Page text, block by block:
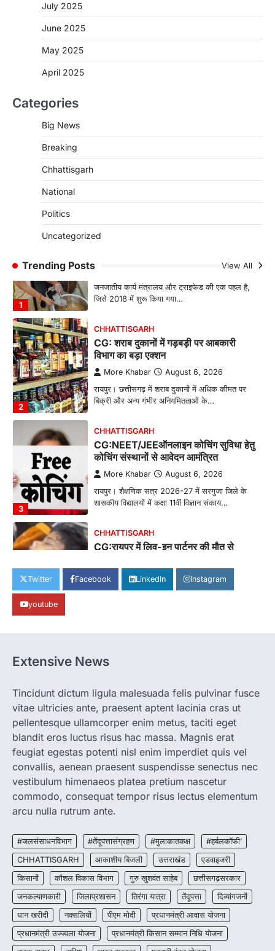
July 2025
June 2025
May 2025
April 2025
Categories
Big News
Breaking
Chhattisgarh
National
Politics
Uncategorized
Trending Posts View All
कोचिंग संस्थानों से आवेदन आमंत्रित
CHHATTISGARH
More Khabar August 6, 2026
1
CHHATTISGARH
More Khabar August 6, 2026
जनजातीय कार्य मंत्रालय और ट्राइफेड की एक पहल है,
जिसे 2018 में शुरू किया गया…
2
CHHATTISGARH
CG: शराब दुकानों में गड़बड़ी पर आबकारी
विभाग का बड़ा एक्शन
More Khabar August 6, 2026
रायपुर। छत्तीसगढ़ में शराब दुकानों में अधिक कीमत पर
बिक्री और अन्य गंभीर अनियमितताओं के…
3
CHHATTISGARH
CG:NEET/JEEऑनलाइन कोचिंग सुविधा हेतु
कोचिंग संस्थानों से आवेदन आमंत्रित
More Khabar August 6, 2026
रायपुर। शैक्षणिक सत्र 2026-27 में सरगुजा जिले के
शासकीय विद्यालयों में कक्षा 11वीं विज्ञान संकाय…
CHHATTISGARH
CG:रायपुर में लिव-इन पार्टनर की मौत से
More Khabar August 6, 2026
रायपुर। राजधानी रायपुर से एक सनसनीखेज मामला
CHHATTISGARH
More Khabar
जिसे 2018 में शुरू किया गया…
2
CHHATTISGARH
CG: शराब दुकानों में गड़बड़ी पर आबकारी
विभाग का बड़ा एक्शन
More Khabar August 6, 2026
रायपुर। छत्तीसगढ़ में शराब दुकानों में अधिक कीमत पर
बिक्री और अन्य गंभीर अनियमितताओं के…
3
CG:NEET/JEEऑनलाइन कोचिंग सुविधा हेतु
कोचिंग संस्थानों से आवेदन आमंत्रित
More Khabar August 6, 2026
रायपुर। शैक्षणिक सत्र 2026-27 में सरगुजा जिले के
शासकीय विद्यालयों में कक्षा 11वीं विज्ञान संकाय…
CHHATTISGARH
CG:रायपुर में लिव-इन पार्टनर की मौत से
Twitter Facebook LinkedIn Instagram
youtube
Extensive News
Tincidunt dictum ligula malesuada felis pulvinar fusce
vitae ultricies ante, praesent aptent lacinia cras ut
pellentesque ullamcorper enim metus, taciti eget
blandit eros luctus risus hac massa. Magnis erat
feugiat egestas potenti nisl enim imperdiet quis vel
convallis, aenean praesent suspendisse senectus nec
vestibulum himenaeos platea pretium nascetur
commodo, consequat tempor risus lectus elementum
arcu nulla rutrum ante.
#जलसंसाधनविभाग #तेंदूपत्तासंग्रहण #मुलाकातकक्ष
#हर्बलकॉफी’
CHHATTISGARH
आकाशीय बिजली उत्तराखंड
एडवाइजरी
किसानों
कौशल विकास विभाग गुरु खुशवंत साहेब
छत्तीसगढ़सरकार
जनकल्याणकारी
जिलाप्रशासन तिरंगा यात्रा तेंदूपत्ता
दिव्यांगजनों
धान खरीदी
नक्सलियों पीएम मोदी
प्रधानमंत्री आवास योजना
प्रधानमंत्री उज्ज्वला योजना
प्रधानमंत्री किसान सम्मान निधि योजना